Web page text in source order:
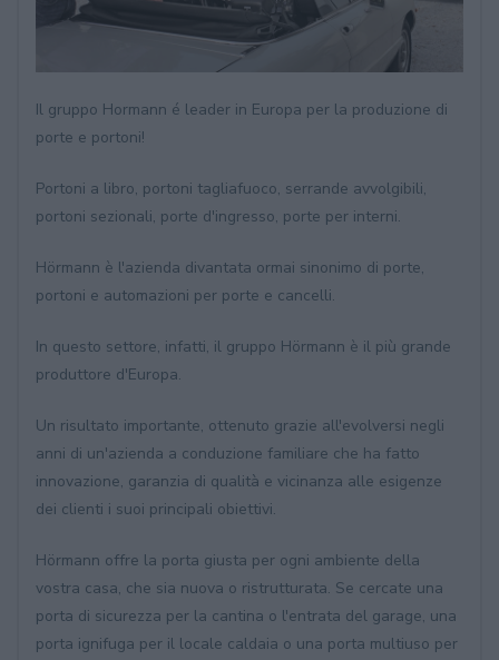
Il gruppo Hormann é leader in Europa per la produzione di
porte e portoni!
Portoni a libro, portoni tagliafuoco, serrande avvolgibili,
portoni sezionali, porte d'ingresso, porte per interni.
Hörmann è l'azienda divantata ormai sinonimo di porte,
portoni e automazioni per porte e cancelli.
In questo settore, infatti, il gruppo Hörmann è il più grande
produttore d'Europa.
Un risultato importante, ottenuto grazie all'evolversi negli
anni di un'azienda a conduzione familiare che ha fatto
innovazione, garanzia di qualità e vicinanza alle esigenze
dei clienti i suoi principali obiettivi.
Hörmann offre la porta giusta per ogni ambiente della
vostra casa, che sia nuova o ristrutturata. Se cercate una
porta di sicurezza per la cantina o l'entrata del garage, una
porta ignifuga per il locale caldaia o una porta multiuso per